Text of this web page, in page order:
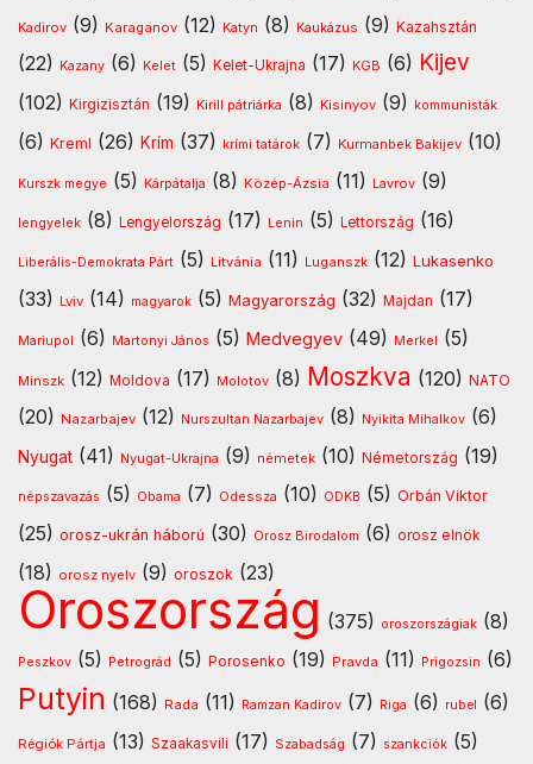
Kadirov (9) Karaganov (12) Katyn (8) Kaukázus (9) Kazahsztán
(22) Kazany (6) Kelet (5) Kelet-Ukrajna (17) KGB (6) Kijev
(102) Kirgizisztán (19) Kirill pátriárka (8) Kisinyov (9) kommunisták
(6) Kreml (26) Krím (37) krími tatárok (7) Kurmanbek Bakijev (10)
Kurszk megye (5) Kárpátalja (8) Közép-Ázsia (11) Lavrov (9)
lengyelek (8) Lengyelország (17) Lenin (5) Lettország (16)
Liberális-Demokrata Párt (5) Litvánia (11) Luganszk (12) Lukasenko
(33) Lviv (14) magyarok (5) Magyarország (32) Majdan (17)
Mariupol (6) Martonyi János (5) Medvegyev (49) Merkel (5)
Minszk (12) Moldova (17) Molotov (8) Moszkva (120) NATO
(20) Nazarbajev (12) Nurszultan Nazarbajev (8) Nyikita Mihalkov (6)
Nyugat (41) Nyugat-Ukrajna (9) németek (10) Németország (19)
népszavazás (5) Obama (7) Odessza (10) ODKB (5) Orbán Viktor
(25) orosz-ukrán háború (30) Orosz Birodalom (6) orosz elnök
(18) orosz nyelv (9) oroszok (23)
Oroszország (375) oroszországiak (8)
Peszkov (5) Petrográd (5) Porosenko (19) Pravda (11) Prigozsin (6)
Putyin (168) Rada (11) Ramzan Kadirov (7) Riga (6) rubel (6)
Régiók Pártja (13) Szaakasvili (17) Szabadság (7) szankciók (5)